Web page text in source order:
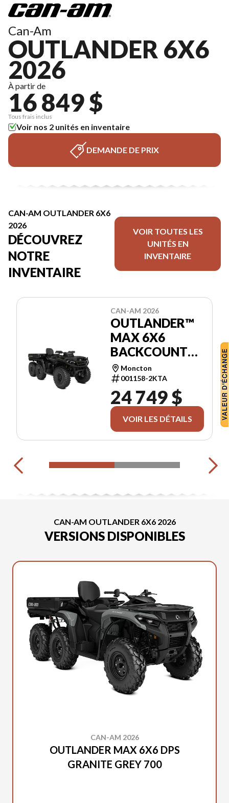
Can-Am
OUTLANDER 6X6
2026
À partir de
16 849 $
Tous frais inclus
Voir nos 2 unités en inventaire
DEMANDE DE PRIX
CAN-AM OUTLANDER 6X6
2026
DÉCOUVREZ
NOTRE
INVENTAIRE
VOIR TOUTES LES
UNITÉS EN
INVENTAIRE
CAN-AM 2026
OUTLANDER™
MAX 6X6
BACKCOUNTRY
1000R
Moncton
001158-2KTA
24 749 $
VOIR LES DÉTAILS
CAN-AM OUTLANDER 6X6 2026
VERSIONS DISPONIBLES
CAN-AM 2026
OUTLANDER MAX 6X6 DPS
GRANITE GREY 700